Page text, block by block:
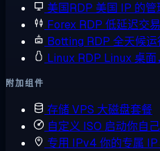
美国RDP 美国 IP 的管
Forex RDP 低延迟交
Botting RDP 全天候
Linux RDP Linux 桌面
附加组件
存储 VPS 大磁盘套餐
自定义 ISO 启动你自
专用 IPv4 你的专属